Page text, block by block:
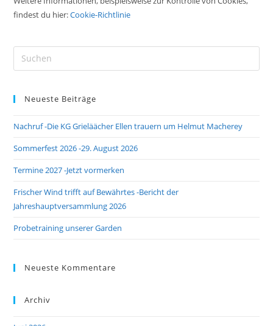
findest du hier:Cookie-Richtlinie
Neueste Beiträge
Nachruf -Die KG Grieläächer Ellen trauern um Helmut Macherey
Sommerfest 2026 -29. August 2026
Termine 2027 -Jetzt vormerken
Frischer Wind trifft auf Bewährtes -Bericht der
Jahreshauptversammlung 2026
Probetraining unserer Garden
Neueste Kommentare
Archiv